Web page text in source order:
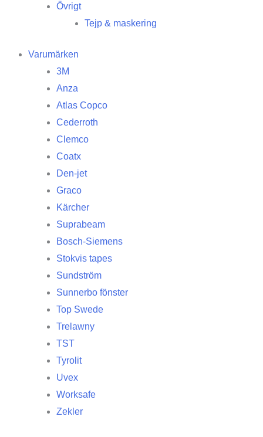
Övrigt
Tejp & maskering
Varumärken
3M
Anza
Atlas Copco
Cederroth
Clemco
Coatx
Den-jet
Graco
Kärcher
Suprabeam
Bosch-Siemens
Stokvis tapes
Sundström
Sunnerbo fönster
Top Swede
Trelawny
TST
Tyrolit
Uvex
Worksafe
Zekler